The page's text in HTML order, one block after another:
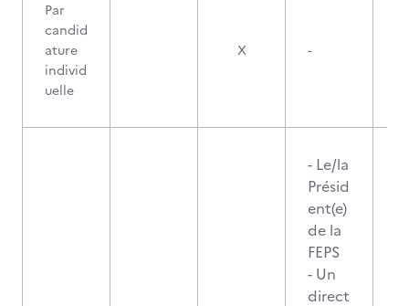
Par
candid
ature
individ
uelle
X -
- Le/la
Présid
ent(e)
de la
FEPS
- Un
direct